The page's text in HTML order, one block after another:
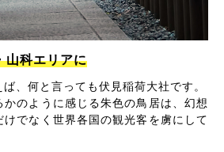
山科エリアに
、何と言っても伏見稲荷大社です。
かのように感じる朱色の鳥居は、幻想
けでなく世界各国の観光客を虜にして